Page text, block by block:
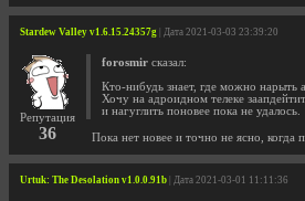
Stardew Valley v1.6.15.24357g | Дата 2021-03-03 23:39:20
Репутация
36
forosmir сказал:
Кто-нибудь знает, где можно нарыть
Хочу на адроидном телеке
и нагуглить поновее пока не удалось.
Пока нет новее и точно не ясно, когда
Urtuk: The Desolation v1.0.0.91b | Дата 2021-03-01 11:11:36